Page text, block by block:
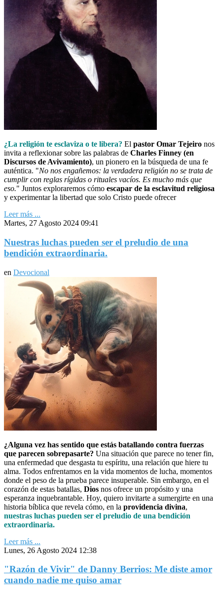
¿La religión te esclaviza o te libera? El pastor Omar Tejeiro nos
invita a reflexionar sobre las palabras de Charles Finney (en
Discursos de Avivamiento), un pionero en la búsqueda de una fe
auténtica. "No nos engañemos: la verdadera religión no se trata de
cumplir con reglas rígidas o rituales vacíos. Es mucho más que
eso." Juntos exploraremos cómo escapar de la esclavitud religiosa
y experimentar la libertad que solo Cristo puede ofrecer
Leer más ...
Martes, 27 Agosto 2024 09:41
Nuestras luchas pueden ser el preludio de una
bendición extraordinaria.
en Devocional
¿Alguna vez has sentido que estás batallando contra fuerzas
que parecen sobrepasarte? Una situación que parece no tener fin,
una enfermedad que desgasta tu espíritu, una relación que hiere tu
alma. Todos enfrentamos en la vida momentos de lucha, momentos
donde el peso de la prueba parece insuperable. Sin embargo, en el
corazón de estas batallas, Dios nos ofrece un propósito y una
esperanza inquebrantable. Hoy, quiero invitarte a sumergirte en una
historia bíblica que revela cómo, en la providencia divina,
nuestras luchas pueden ser el preludio de una bendición
extraordinaria.
Leer más ...
Lunes, 26 Agosto 2024 12:38
"Razón de Vivir" de Danny Berrios: Me diste amor
cuando nadie me quiso amar